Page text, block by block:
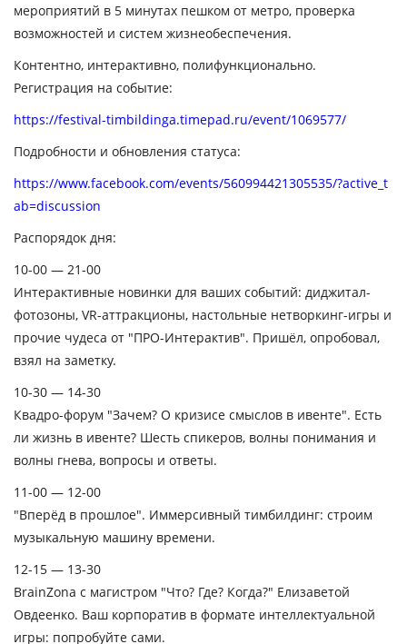
мероприятий в 5 минутах пешком от метро, проверка
возможностей и систем жизнеобеспечения.
Контентно, интерактивно, полифункционально.
Регистрация на событие:
https://festival-timbildinga.timepad.ru/event/1069577/
Подробности и обновления статуса:
https://www.facebook.com/events/560994421305535/?active_t
ab=discussion
Распорядок дня:
10-00 — 21-00
Интерактивные новинки для ваших событий: диджитал-
фотозоны, VR-аттракционы, настольные нетворкинг-игры и
прочие чудеса от "ПРО-Интерактив". Пришёл, опробовал,
взял на заметку.
10-30 — 14-30
Квадро-форум "Зачем? О кризисе смыслов в ивенте". Есть
ли жизнь в ивенте? Шесть спикеров, волны понимания и
волны гнева, вопросы и ответы.
11-00 — 12-00
"Вперёд в прошлое". Иммерсивный тимбилдинг: строим
музыкальную машину времени.
12-15 — 13-30
BrainZona с магистром "Что? Где? Когда?" Елизаветой
Овдеенко. Ваш корпоратив в формате интеллектуальной
игры: попробуйте сами.